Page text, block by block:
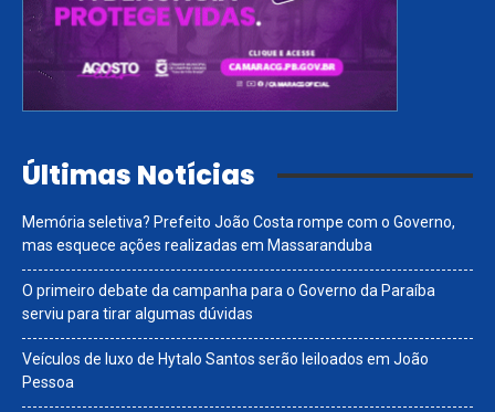
Últimas Notícias
Memória seletiva? Prefeito João Costa rompe com o Governo,
mas esquece ações realizadas em Massaranduba
O primeiro debate da campanha para o Governo da Paraíba
serviu para tirar algumas dúvidas
Veículos de luxo de Hytalo Santos serão leiloados em João
Pessoa